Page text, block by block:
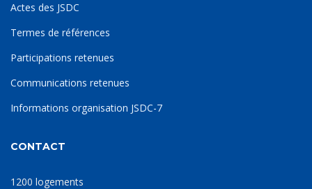
Actes des JSDC
Termes de références
Participations retenues
Communications retenues
Informations organisation JSDC-7
CONTACT
1200 logements